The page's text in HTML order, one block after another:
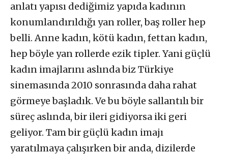
anlatı yapısı dediğimiz yapıda kadının
konumlandırıldığı yan roller, baş roller hep
belli. Anne kadın, kötü kadın, fettan kadın,
hep böyle yan rollerde ezik tipler. Yani güçlü
kadın imajlarını aslında biz Türkiye
sinemasında 2010 sonrasında daha rahat
görmeye başladık. Ve bu böyle sallantılı bir
süreç aslında, bir ileri gidiyorsa iki geri
geliyor. Tam bir güçlü kadın imajı
yaratılmaya çalışırken bir anda, dizilerde